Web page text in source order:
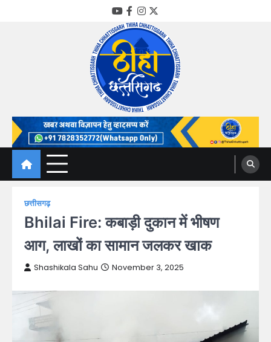
YouTube
Facebook
Instagram
Twitter
Thiha Chhattisgarh
गोठ जन-जन के
छत्तीसगढ़
Bhilai Fire: कबाड़ी दुकान में भीषण
आग, लाखों का सामान जलकर खाक
Shashikala Sahu November 3, 2025